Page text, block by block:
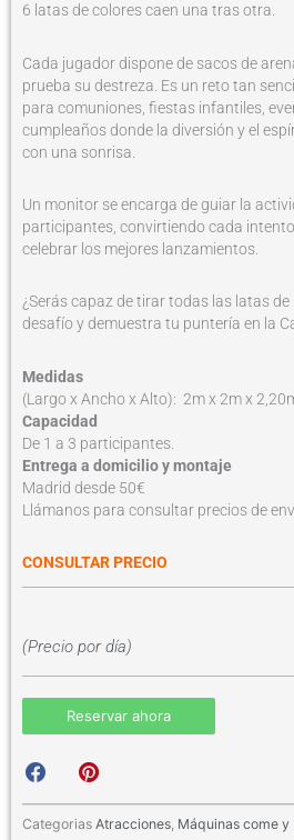
6 latas de colores caen una tras otra.
Cada jugador dispone de sacos de
prueba su destreza. Es un reto tan
para comuniones, fiestas infantiles,
cumpleaños donde la diversión y el
con una sonrisa.
Un monitor se encarga de guiar la
participantes, convirtiendo cada
celebrar los mejores lanzamientos.
¿Serás capaz de tirar todas las latas de
desafío y demuestra tu puntería en la
Medidas
(Largo x Ancho x Alto): 2m x 2m x
Capacidad
De 1 a 3 participantes.
Entrega a domicilio y montaje
Madrid desde 50€
Llámanos para consultar precios de
CONSULTAR PRECIO
(Precio por día)
Reservar ahora
h
r
h
r
Categorias Atracciones Máquinas come y